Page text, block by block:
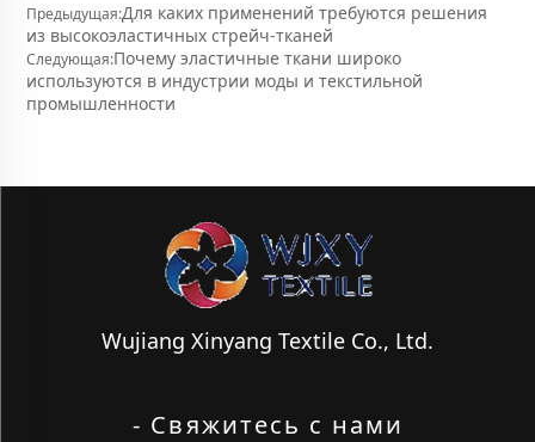
Предыдущая:Для каких применений требуются решения
из высокоэластичных стрейч-тканей
Следующая:Почему эластичные ткани широко
используются в индустрии моды и текстильной
промышленности
Wujiang Xinyang Textile Co., Ltd.
- Свяжитесь с нами